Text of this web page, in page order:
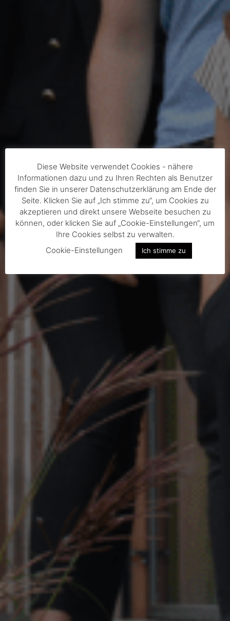
Diese Website verwendet Cookies - nähere
Informationen dazu und zu Ihren Rechten als Benutzer
finden Sie in unserer Datenschutzerklärung am Ende der
Seite. Klicken Sie auf „Ich stimme zu“, um Cookies zu
akzeptieren und direkt unsere Webseite besuchen zu
können, oder klicken Sie auf „Cookie-Einstellungen“, um
Ihre Cookies selbst zu verwalten.
Cookie-Einstellungen
Ich stimme zu